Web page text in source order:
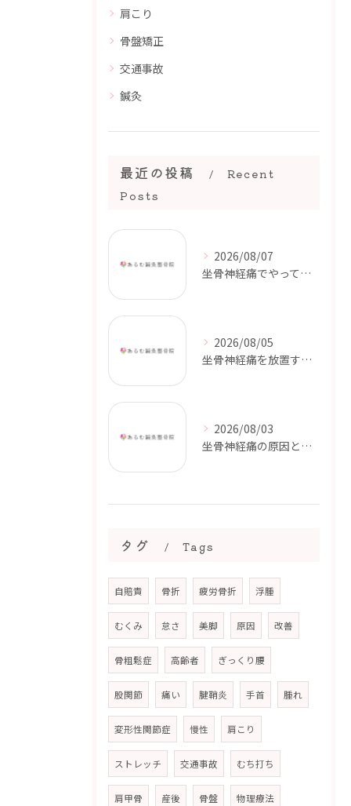
肩こり
骨盤矯正
交通事故
鍼灸
最近の投稿
Recent
Posts
2026/08/07
坐骨神経痛でやってはいけないこと｜症状を悪化させないためのポイント【都城市・三股町】
2026/08/05
坐骨神経痛を放置するとどうなる？｜しびれや痛みが続く前に【都城市・三股町】
2026/08/03
坐骨神経痛の原因とは？｜お尻から足の痛みやしびれが起こる理由【都城市・三股町】
タグ Tags
自賠責 骨折 疲労骨折 浮腫
むくみ 怠さ 美脚 原因 改善
骨粗鬆症 高齢者 ぎっくり腰
股関節 痛い 腱鞘炎 手首 腫れ
変形性関節症 慢性 肩こり
ストレッチ 交通事故 むち打ち
肩甲骨 産後 骨盤 物理療法